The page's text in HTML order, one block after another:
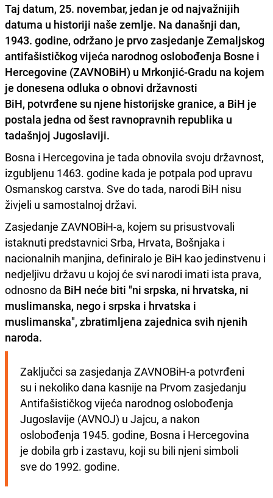
Taj datum, 25. novembar, jedan je od najvažnijih
datuma u historiji naše zemlje. Na današnji dan,
1943. godine, održano je prvo zasjedanje Zemaljskog
antifašističkog vijeća narodnog oslobođenja Bosne i
Hercegovine (ZAVNOBiH) u Mrkonjić-Gradu na kojem
je donesena odluka o obnovi državnosti
BiH, potvrđene su njene historijske granice, a BiH je
postala jedna od šest ravnopravnih republika u
tadašnjoj Jugoslaviji.
Bosna i Hercegovina je tada obnovila svoju državnost,
izgubljenu 1463. godine kada je potpala pod upravu
Osmanskog carstva. Sve do tada, narodi BiH nisu
živjeli u samostalnoj državi.
Zasjedanje ZAVNOBiH-a, kojem su prisustvovali
istaknuti predstavnici Srba, Hrvata, Bošnjaka i
nacionalnih manjina, definiralo je BiH kao jedinstvenu i
nedjeljivu državu u kojoj će svi narodi imati ista prava,
odnosno da BiH neće biti "ni srpska, ni hrvatska, ni
muslimanska, nego i srpska i hrvatska i
muslimanska", zbratimljena zajednica svih njenih
naroda.
Zaključci sa zasjedanja ZAVNOBiH-a potvrđeni
su i nekoliko dana kasnije na Prvom zasjedanju
Antifašističkog vijeća narodnog oslobođenja
Jugoslavije (AVNOJ) u Jajcu, a nakon
oslobođenja 1945. godine, Bosna i Hercegovina
je dobila grb i zastavu, koji su bili njeni simboli
sve do 1992. godine.